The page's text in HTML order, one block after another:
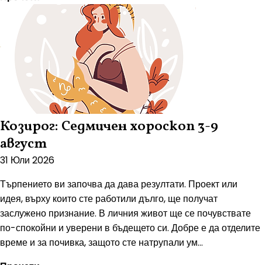
Козирог: Седмичен хороскоп 3-9
август
31 Юли 2026
Търпението ви започва да дава резултати. Проект или
идея, върху които сте работили дълго, ще получат
заслужено признание. В личния живот ще се почувствате
по-спокойни и уверени в бъдещето си. Добре е да отделите
време и за почивка, защото сте натрупали ум...